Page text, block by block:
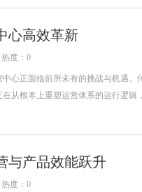
心高效革新
度：0
正面临前所未有的挑战与机遇。
从根本上重塑运营体系的运行逻辑
与产品效能跃升
度：0